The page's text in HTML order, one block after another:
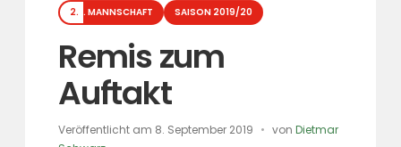
fast
zu
wenig“
Kategorien
2. MANNSCHAFT SAISON 2019/20
Remis zum
Auftakt
Veröffentlicht am 8. September 2019 vonDietmar